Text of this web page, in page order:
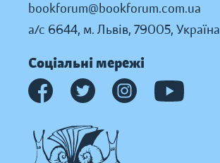
bookforum@bookforum.com.ua
а/с 6644, м. Львів, 79005, Україна
Соціальні мережі